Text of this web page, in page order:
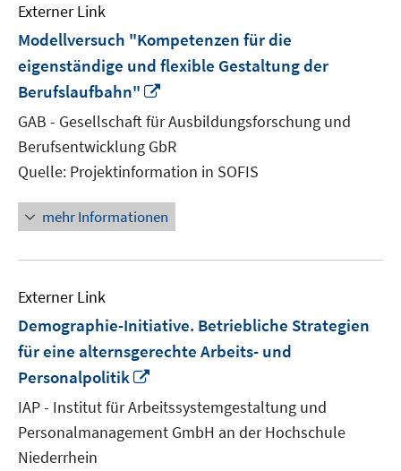
Externer Link
Modellversuch "Kompetenzen für die
eigenständige und flexible Gestaltung der
Berufslaufbahn"
neuem
Fenster
öffnen
GAB - Gesellschaft für Ausbildungsforschung und
Berufsentwicklung GbR
Quelle: Projektinformation in SOFIS
mehr Informationen
Externer Link
Demographie-Initiative. Betriebliche Strategien
für eine alternsgerechte Arbeits- und
Personalpolitik
neuem
Fenster
öffnen
IAP - Institut für Arbeitssystemgestaltung und
Personalmanagement GmbH an der Hochschule
Niederrhein